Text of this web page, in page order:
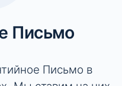
Письмо
Письмо в